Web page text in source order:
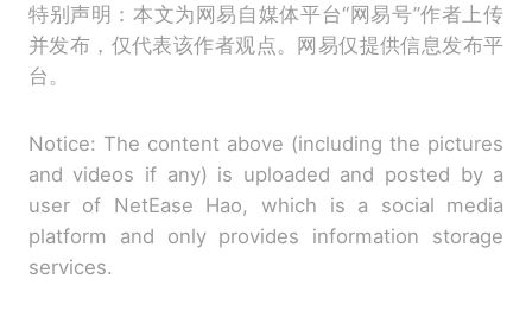
特别声明：本文为网易自媒体平台“网易号”作者上传
并发布，仅代表该作者观点。网易仅提供信息发布平
台。
Notice: The content above (including the pictures
and videos if any) is uploaded and posted by a
user of NetEase Hao, which is a social media
platform and only provides information storage
services.